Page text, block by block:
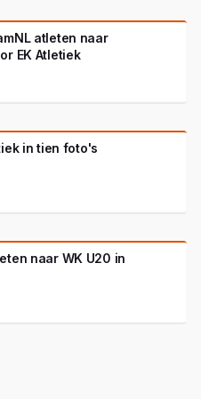
atleten naar
EK Atletiek
in tien foto's
naar WK U20 in